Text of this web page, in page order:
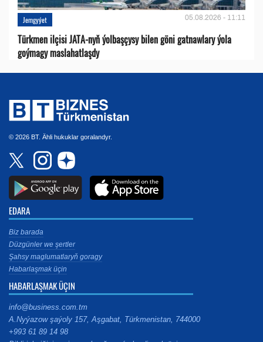
Jemgyýet 05.08.2026 - 11:11
Türkmen ilçisi JATA-nyň ýolbaşçysy bilen göni gatnawlary ýola
goýmagy maslahatlaşdy
© 2026 BT. Ähli hukuklar goralandyr.
EDARA
Biz barada
Düzgünler we şertler
Şahsy maglumatlaryň goragy
Habarlaşmak üçin
HABARLAŞMAK ÜÇIN
info@business.com.tm
A.Nyýazow şaýoly 157, Aşgabat, Türkmenistan, 744000
+993 61 89 14 98